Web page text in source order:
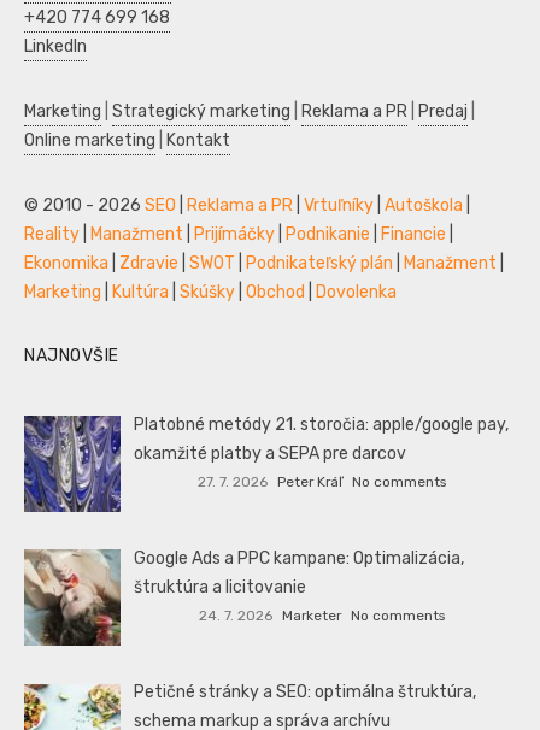
+420 774 699 168
LinkedIn
Marketing Strategický marketing Reklama a PR Predaj
Online marketing
Kontakt
© 2010 - 2026 SEO Reklama a PR Vrtuľníky Autoškola
Reality
Manažment Prijímáčky Podnikanie Financie
Ekonomika
Zdravie SWOT Podnikateľský plán Manažment
Marketing
Kultúra Skúšky Obchod Dovolenka
NAJNOVŠIE
Platobné metódy 21. storočia: apple/google pay,
okamžité platby a SEPA pre darcov
27. 7. 2026 Peter Kráľ No comments
Google Ads a PPC kampane: Optimalizácia,
štruktúra a licitovanie
24. 7. 2026 Marketer No comments
Petičné stránky a SEO: optimálna štruktúra,
schema markup a správa archívu